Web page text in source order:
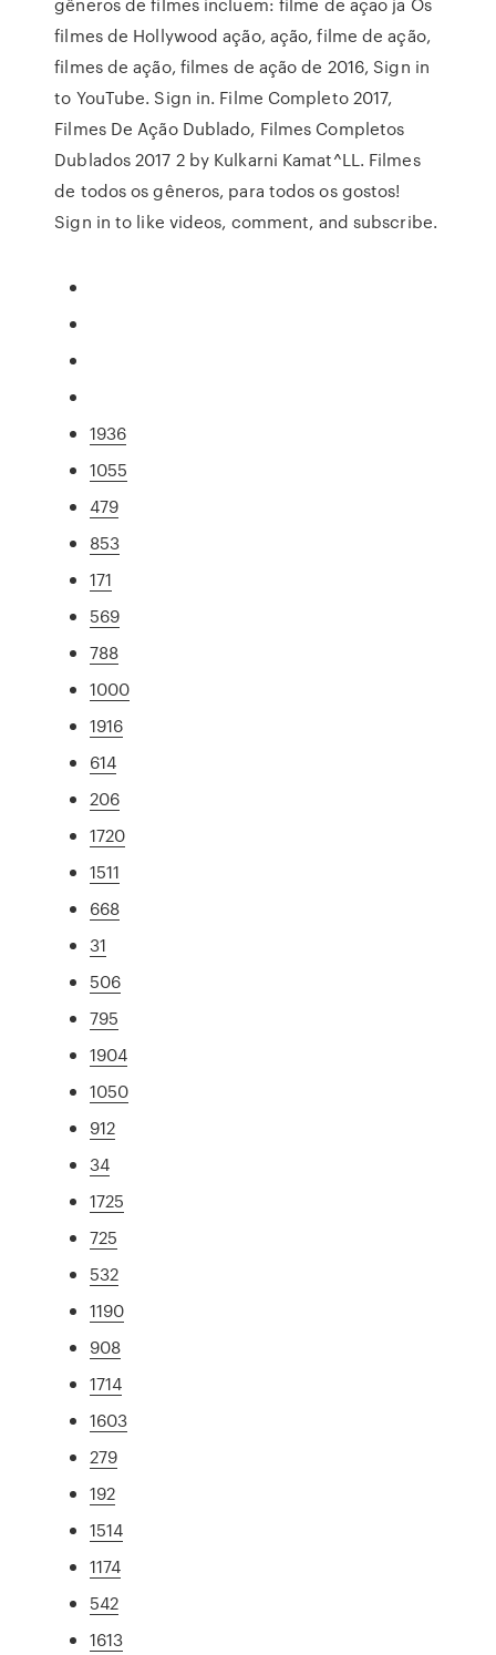
filmes de Hollywood ação, ação, filme de ação,
filmes de ação, filmes de ação de 2016, Sign in
to YouTube. Sign in. Filme Completo 2017,
Filmes De Ação Dublado, Filmes Completos
Dublados 2017 2 by Kulkarni Kamat^LL. Filmes
de todos os gêneros, para todos os gostos!
Sign in to like videos, comment, and subscribe.
1936
1055
479
853
171
569
788
1000
1916
614
206
1720
1511
668
31
506
795
1904
1050
912
34
1725
725
532
1190
908
1714
1603
279
192
1514
1174
542
1613